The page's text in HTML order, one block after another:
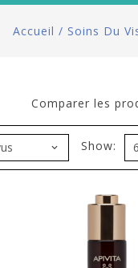
Accueil / Soins Du
Comparer les
Show: